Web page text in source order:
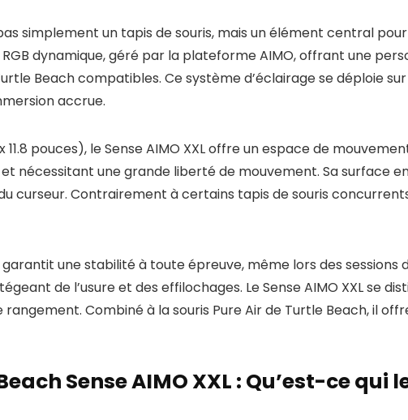
pas simplement un tapis de souris, mais un élément central
dynamique, géré par la plateforme AIMO, offrant une
Beach compatibles. Ce système d’éclairage se déploie
accrue.
11.8 pouces), le Sense AIMO XXL offre un espace de
nécessitant une grande liberté de mouvement. Sa surface
curseur. Contrairement à certains tapis de souris
une stabilité à toute épreuve, même lors des sessions
de l’usure et des effilochages. Le Sense AIMO XXL se
Combiné à la souris Pure Air de Turtle Beach, il
Sense AIMO XXL : Qu’est-ce qui